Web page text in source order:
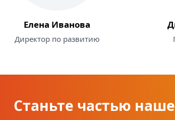
Елена Иванова
Директор по развитию
Станьте частью